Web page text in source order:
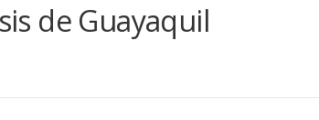
de Guayaquil